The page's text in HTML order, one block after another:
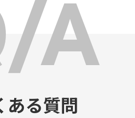
ある質問